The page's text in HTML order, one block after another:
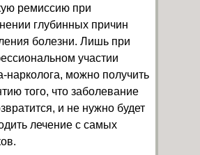
ремиссию при
глубинных причин
болезни. Лишь при
участии
нарколога, можно получить
того, что заболевание
и не нужно будет
лечение с самых